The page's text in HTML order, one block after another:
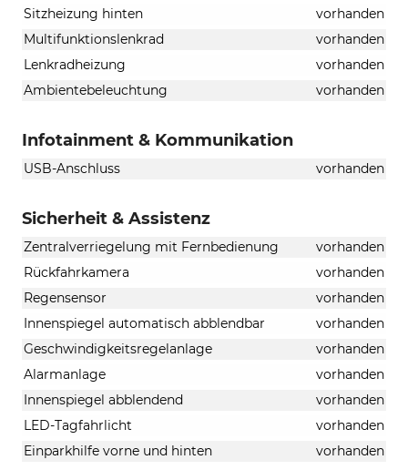
Sitzheizung hinten
vorhanden
Multifunktionslenkrad
vorhanden
Lenkradheizung
vorhanden
Ambientebeleuchtung
vorhanden
Infotainment & Kommunikation
USB-Anschluss vorhanden
Sicherheit & Assistenz
Zentralverriegelung mit Fernbedienung
vorhanden
Rückfahrkamera
vorhanden
Regensensor
vorhanden
Innenspiegel automatisch abblendbar
vorhanden
Geschwindigkeitsregelanlage
vorhanden
Alarmanlage
vorhanden
Innenspiegel abblendend
vorhanden
LED-Tagfahrlicht
vorhanden
Einparkhilfe vorne und hinten
vorhanden